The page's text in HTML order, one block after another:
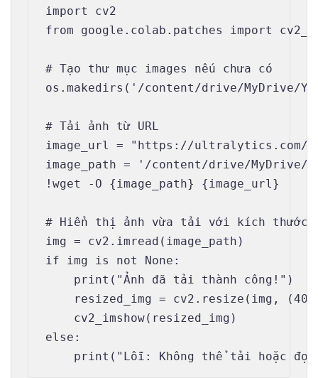
import cv2
from google.colab.patches import
# Tạo thư mục images nếu chưa có
os.makedirs('/content/drive/MyDrive/
# Tải ảnh từ URL
image_url = "https://ultralytics.com/
image_path = '/content/drive/MyDrive/
!wget -O {image_path} {image_url}
# Hiển thị ảnh vừa tải với kích thước
img = cv2.imread(image_path)
if img is not None:
    print("Ảnh đã tải thành công!")
resized_img = cv2.resize(img,
    cv2_imshow(resized_img)
else: